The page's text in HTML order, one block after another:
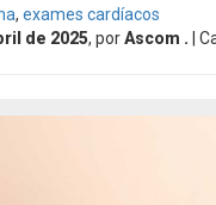
, exames cardíacos
de 2025, porAscom . |